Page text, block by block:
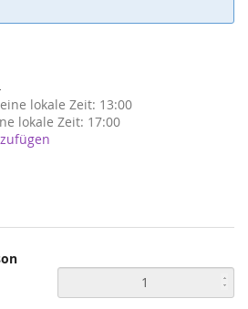
lokale Zeit: 13:00
lokale Zeit: 17:00